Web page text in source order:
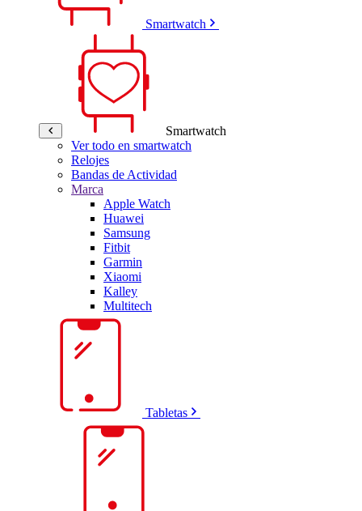
Smartwatch
Smartwatch
Ver todo en smartwatch
Relojes
Bandas de Actividad
Marca
Apple Watch
Huawei
Samsung
Fitbit
Garmin
Xiaomi
Kalley
Multitech
Tabletas